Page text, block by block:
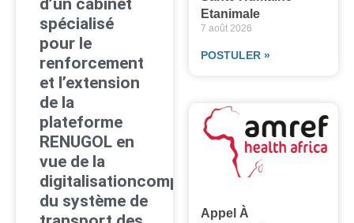
d’un cabinet
spécialisé
pour le
renforcement
et l’extension
de la
plateforme
RENUGOL en
vue de la
digitalisationcomplète
du système de
Etanimale
7 août 2026
POSTULER »
Appel À